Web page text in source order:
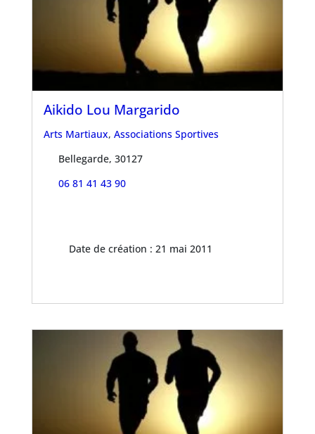
Aikido Lou Margarido
Arts Martiaux, Associations Sportives
Bellegarde, 30127
06 81 41 43 90
Date de création : 21 mai 2011